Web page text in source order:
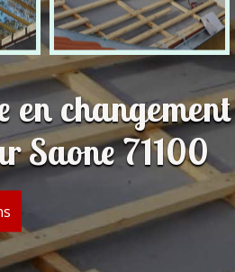
en
Saone 71100